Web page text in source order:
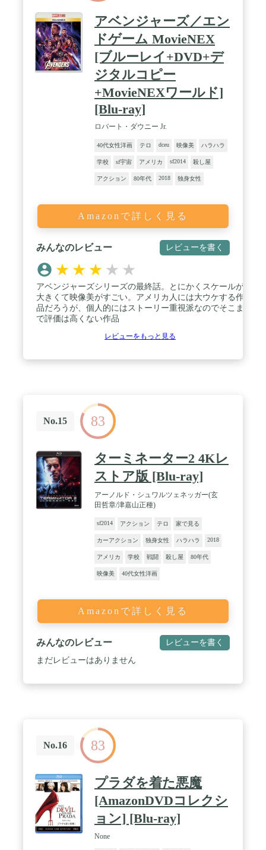
アベンジャーズ／エン
ドゲーム MovieNEX
[ブルーレイ+DVD+デ
ジタルコピー
+MovieNEXワールド]
[Blu-ray]
ロバート・ダウニー Jr.
40代女性洋画 テロ dceu 映像美 ハラハラ
学校 sf宇宙 アメリカ sf2014 殺し屋
アクション 80年代 2018 独身女性
Amazonで詳しく見る
みんなのレビュー レビューを書く
★ ★ ★ ★ ★
アベンジャーズシリーズの最終話。とにかくスケールが
大きくて映像美がすごい。アメリカ人には大ウケする作
品だろうが、個人的にはストーリー重視派なのでそこま
で評価は高くない作品
レビューをもっと見る
No.15 83
ターミネーター2 4Kレ
ストア版 [Blu-ray]
アーノルド・シュワルツェネッガー(玄
田哲章/津嘉山正種)
sf2014 アクション テロ 家で見る
カーアクション 独身女性 ハラハラ 2018
アメリカ 学校 戦闘 殺し屋 80年代
映像美 40代女性洋画
Amazonで詳しく見る
みんなのレビュー レビューを書く
まだレビューはありません
No.16 83
プラダを着た悪魔
[AmazonDVDコレクシ
ョン] [Blu-ray]
None